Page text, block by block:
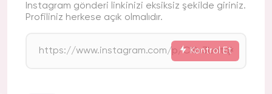
Instagram gönderi linkinizi eksiksiz şekilde giriniz.
Profiliniz herkese açık olmalıdır.
Kontrol Et